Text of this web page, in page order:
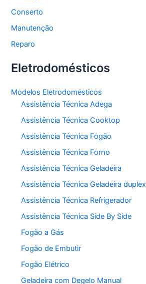
Conserto
Manutenção
Reparo
Eletrodomésticos
Modelos Eletrodomésticos
Assistência Técnica Adega
Assistência Técnica Cooktop
Assistência Técnica Fogão
Assistência Técnica Forno
Assistência Técnica Geladeira
Assistência Técnica Geladeira duplex
Assistência Técnica Refrigerador
Assistência Técnica Side By Side
Fogão a Gás
Fogão de Embutir
Fogão Elétrico
Geladeira com Degelo Manual